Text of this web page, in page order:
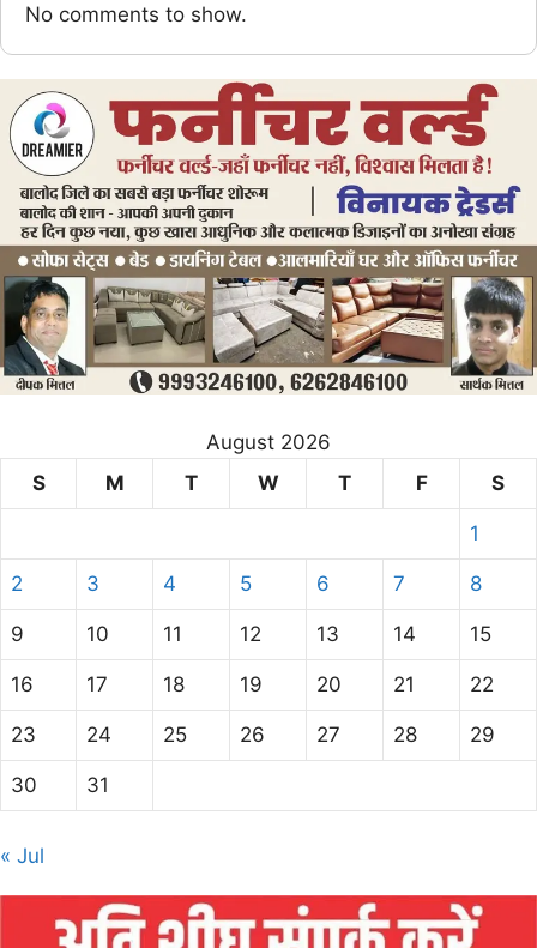
No comments to show.
August 2026
S
M T W T F S
1
2 3 4 5 6 7 8
9 10 11 12 13 14 15
16 17 18 19 20 21 22
23 24 25 26 27 28 29
30 31
« Jul